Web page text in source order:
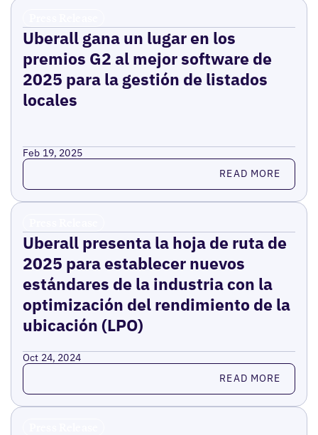
Uberall gana un lugar en los
premios G2 al mejor software de
2025 para la gestión de listados
locales
Feb 19, 2025
Read more READ MORE
Uberall presenta la hoja de ruta de
2025 para establecer nuevos
estándares de la industria con la
optimización del rendimiento de la
ubicación (LPO)
Oct 24, 2024
Read more READ MORE